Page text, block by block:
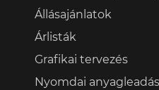
Állásajánlatok
Árlisták
Grafikai tervezés
Nyomdai